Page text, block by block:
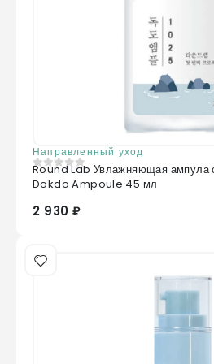
Carbomer, Ammonium
Acryloyldimethyltaurate/
Cetearyl Alcohol,
Arginine, Butylene Glycol,
Sodium Acrylates
Oleate, Portulaca Ole
Disodium Edta, Parfum
Направленный уход
0 из 5
Round Lab Увлажняющая ампула
Dokdo Ampoule 45 мл
2 930 ₽